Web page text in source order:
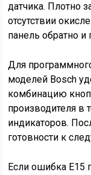
датчика. Плотно
отсутствии
панель обратно
Для
моделей Bosch
комбинацию
производителя в
индикаторов.
готовности к
Если ошибка E15